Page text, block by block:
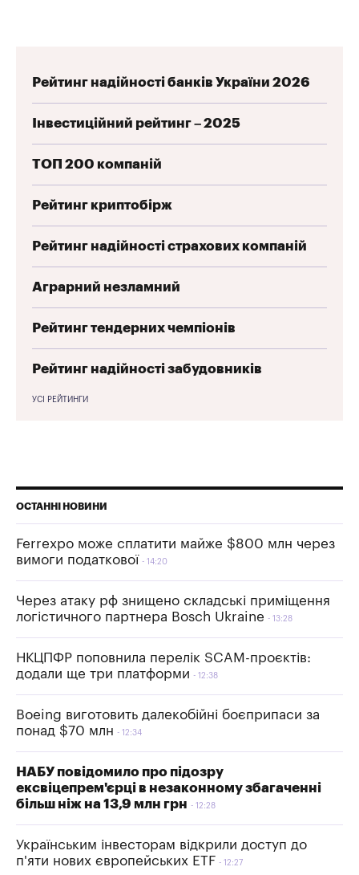
Рейтинг надійності банків України 2026
Інвестиційний рейтинг – 2025
ТОП 200 компаній
Рейтинг криптобірж
Рейтинг надійності страхових компаній
Аграрний незламний
Рейтинг тендерних чемпіонів
Рейтинг надійності забудовників
УСІ РЕЙТИНГИ
ОСТАННІ НОВИНИ
Ferrexpo може сплатити майже $800 млн через
вимоги податкової
14:20
Через атаку рф знищено складські приміщення
логістичного партнера Bosch Ukraine
13:28
НКЦПФР поповнила перелік SCAM-проєктів:
додали ще три платформи
12:38
Boeing виготовить далекобійні боєприпаси за
понад $70 млн
12:34
НАБУ повідомило про підозру
ексвіцепрем'єрці в незаконному збагаченні
більш ніж на 13,9 млн грн
12:28
Українським інвесторам відкрили доступ до
п'яти нових європейських ETF
12:27